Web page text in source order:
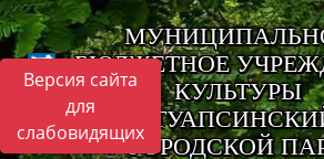
Версия сайта
для
слабовидящих
БЮДЖЕТНОЕ
КУЛЬТУРЫ
ГОРОДСКОЙ